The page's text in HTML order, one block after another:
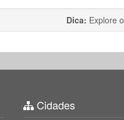
Dica: Explore o
Cidades